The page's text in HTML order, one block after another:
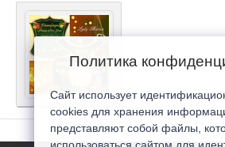
Политика
Сайт использует
cookies для хранения
представляют собой файлы,